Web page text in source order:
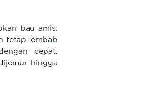
bau amis.
tetap lembab
cepat.
hingga